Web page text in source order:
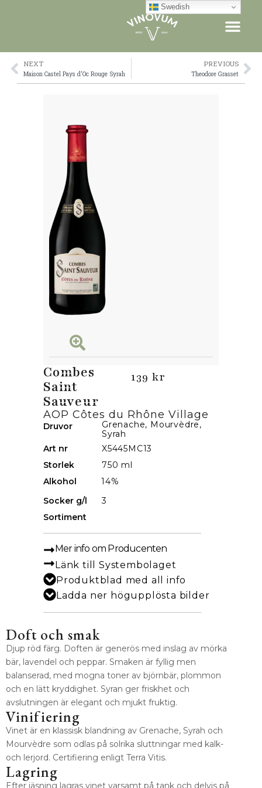
Prev
NEXT
Maison Castel Pays d’Oc Rouge Syrah
PREVIOUS
Theodore Grasset
Combes
Saint
Sauveur
139 kr
AOP Côtes du Rhône Village
Druvor Grenache, Mourvèdre,
Syrah
Art nr
X5445MC13
Storlek
750 ml
Alkohol
14%
Socker g/l
3
Sortiment
Mer info om Producenten
Länk till Systembolaget
Produktblad med all info
Ladda ner högupplösta bilder
Doft och smak
Djup röd färg. Doften är generös med inslag av mörka
bär, lavendel och peppar. Smaken är fyllig men
balanserad, med mogna toner av björnbär, plommon
och en lätt kryddighet. Syran ger friskhet och
avslutningen är elegant och mjukt fruktig.
Vinifiering
Vinet är en klassisk blandning av Grenache, Syrah och
Mourvèdre som odlas på solrika sluttningar med kalk-
och lerjord. Certifiering enligt Terra Vitis.
Lagring
Efter jäsning lagras vinet varsamt på tank och delvis på
Swedish